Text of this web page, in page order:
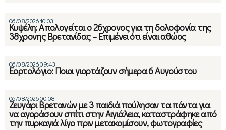
06/08/2026 10:03
Κυψέλη: Απολογείται ο 26χρονος για τη δολοφονία της
38χρονης Βρετανίδας – Επιμένει ότι είναι αθώος
06/08/2026 09:43
Εορτολόγιο: Ποιοι γιορτάζουν σήμερα 6 Αυγούστου
06/08/2026 00:08
Ζευγάρι Βρετανών με 3 παιδιά πούλησαν τα πάντα για
να αγοράσουν σπίτι στην Αιγιάλεια, καταστράφηκε από
την πυρκαγιά λίγο πριν μετακομίσουν, φωτογραφίες